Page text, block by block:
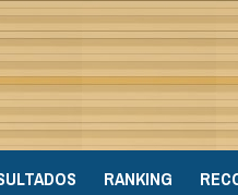
RANKING